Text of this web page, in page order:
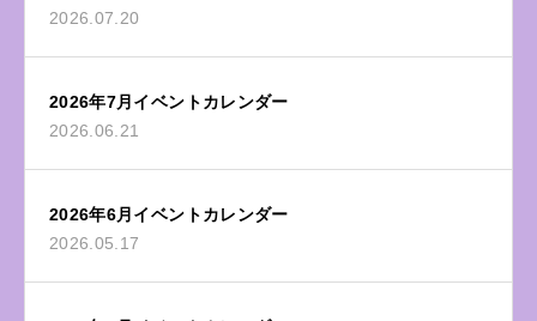
2026.07.20
2026年7月イベントカレンダー
2026.06.21
2026年6月イベントカレンダー
2026.05.17